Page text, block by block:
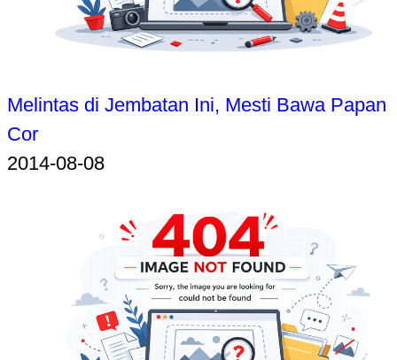
Melintas di Jembatan Ini, Mesti Bawa Papan
Cor
2014-08-08